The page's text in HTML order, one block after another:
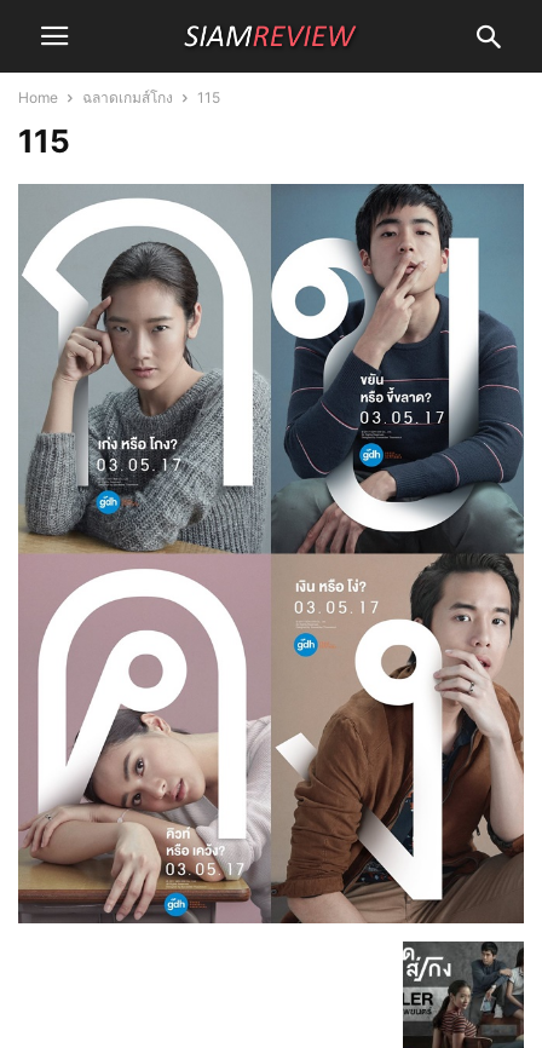
Home ฉลาดเกมส์โกง 115
115